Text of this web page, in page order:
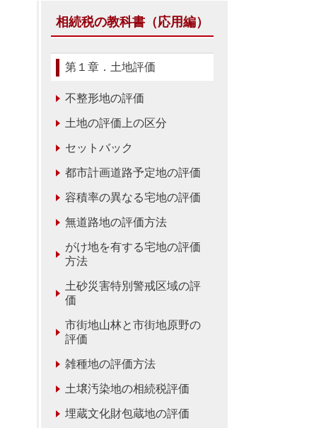
相続税の教科書（応用編）
第１章．土地評価
不整形地の評価
土地の評価上の区分
セットバック
都市計画道路予定地の評価
容積率の異なる宅地の評価
無道路地の評価方法
がけ地を有する宅地の評価
方法
土砂災害特別警戒区域の評
価
市街地山林と市街地原野の
評価
雑種地の評価方法
土壌汚染地の相続税評価
埋蔵文化財包蔵地の評価